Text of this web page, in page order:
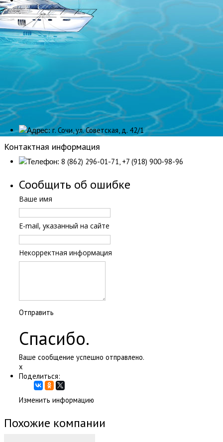
Адрес:г. Сочи, ул. Советская, д. 42/1
Контактная информация
Телефон: 8 (862) 296-01-71, +7 (918) 900-98-96
Сообщить об ошибке
Ваше имя
E-mail, указанный на сайте
Некорректная информация
Отправить
Спасибо.
Ваше сообщение успешно отправлено.
x
Поделиться:
Изменить информацию
Похожие компании